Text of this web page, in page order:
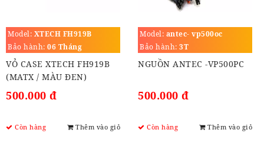
Model: XTECH FH919B
Bảo hành: 06 Tháng
VỎ CASE XTECH FH919B
(MATX / MÀU ĐEN)
500.000 đ
Còn hàng Thêm vào giỏ
Model: antec- vp500oc
Bảo hành: 3T
NGUỒN ANTEC -VP500PC
500.000 đ
Còn hàng Thêm vào giỏ